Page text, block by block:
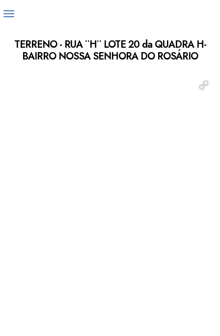
TERRENO - RUA ¨H¨ LOTE 20 da QUADRA H-
BAIRRO NOSSA SENHORA DO ROSÁRIO